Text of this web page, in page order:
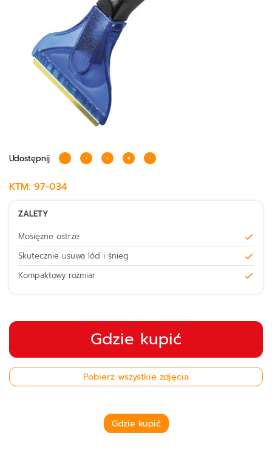
Udostępnij
KTM: 97-034
ZALETY
Mosiężne ostrze
Skutecznie usuwa lód i śnieg
Kompaktowy rozmiar
Gdzie kupić
Pobierz wszystkie zdjęcia
Gdzie kupić